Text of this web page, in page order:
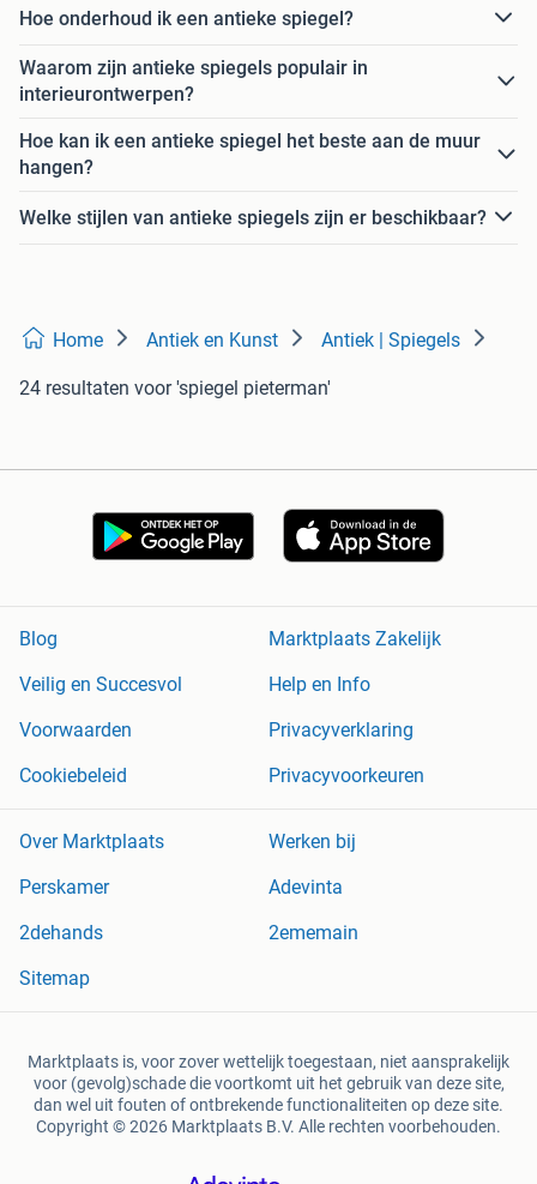
Hoe onderhoud ik een antieke spiegel?
Waarom zijn antieke spiegels populair in
interieurontwerpen?
Hoe kan ik een antieke spiegel het beste aan de muur
hangen?
Welke stijlen van antieke spiegels zijn er beschikbaar?
Home Antiek en Kunst Antiek | Spiegels
24 resultaten voor 'spiegel pieterman'
Blog
Marktplaats Zakelijk
Veilig en Succesvol
Help en Info
Voorwaarden
Privacyverklaring
Cookiebeleid
Privacyvoorkeuren
Over Marktplaats
Werken bij
Perskamer
Adevinta
2dehands
2ememain
Sitemap
Marktplaats is, voor zover wettelijk toegestaan, niet aansprakelijk
voor (gevolg)schade die voortkomt uit het gebruik van deze site,
dan wel uit fouten of ontbrekende functionaliteiten op deze site.
Copyright © 2026 Marktplaats B.V. Alle rechten voorbehouden.